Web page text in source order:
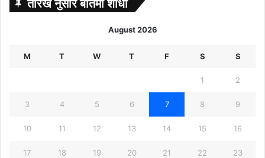
तारखे नुसार बातमी शोधा
August 2026
M T W T F S S
1 2
3 4 5 6 7 8 9
10 11 12 13 14 15 16
17 18 19 20 21 22 23